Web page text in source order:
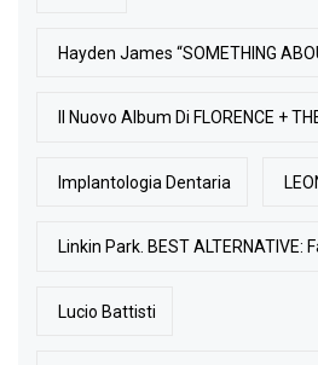
Hayden James “SOMETHING
Il Nuovo Album Di FLORENCE +
Implantologia Dentaria
Linkin Park. BEST ALTERNATIVE:
Lucio Battisti